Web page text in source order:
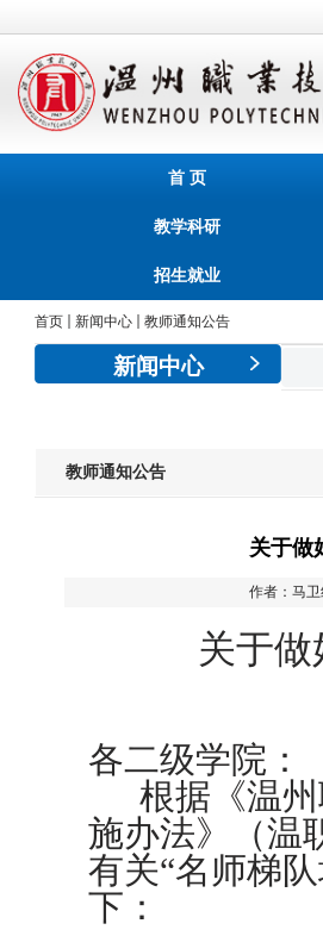
首 页
教学科研
招生就业
首页 新闻中心 教师通知公告
新闻中心
教师通知公告
关于做
作者：马
关于做
各二级学院：
根据《温
施办法》（温
有关“名师梯
下：